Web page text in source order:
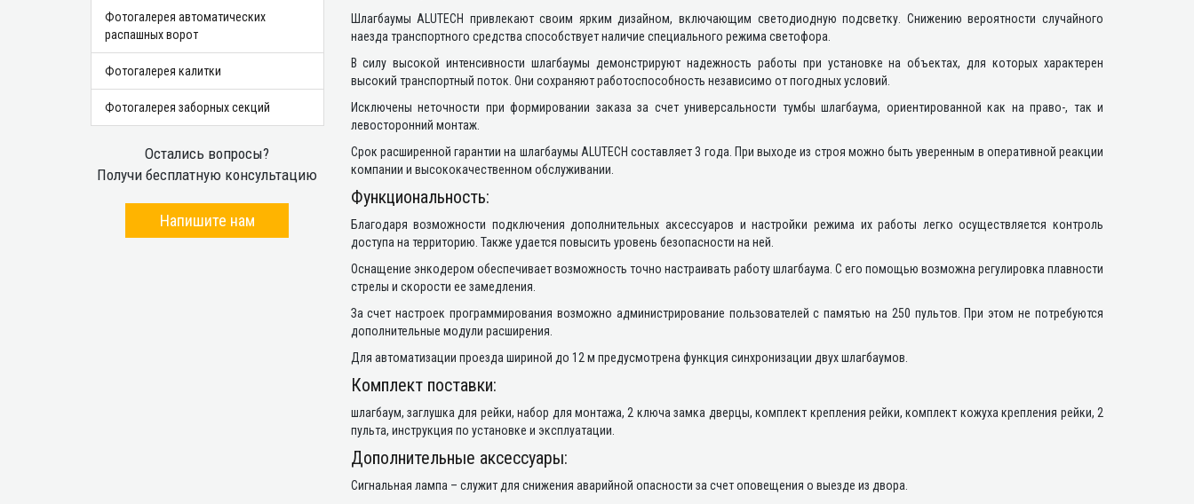
Фотогалерея автоматических
распашных ворот
Фотогалерея калитки
Фотогалерея заборных секций
Остались вопросы?
Получи бесплатную консультацию
Напишите нам
Шлагбаумы ALUTECH привлекают своим ярким дизайном, включающим светодиодную подсветку. Снижению вероятности случайного
наезда транспортного средства способствует наличие специального режима светофора.
В силу высокой интенсивности шлагбаумы демонстрируют надежность работы при установке на объектах, для которых характерен
высокий транспортный поток. Они сохраняют работоспособность независимо от погодных условий.
Исключены неточности при формировании заказа за счет универсальности тумбы шлагбаума, ориентированной как на право-, так и
левосторонний монтаж.
Срок расширенной гарантии на шлагбаумы ALUTECH составляет 3 года. При выходе из строя можно быть уверенным в оперативной реакции
компании и высококачественном обслуживании.
Функциональность:
Благодаря возможности подключения дополнительных аксессуаров и настройки режима их работы легко осуществляется контроль
доступа на территорию. Также удается повысить уровень безопасности на ней.
Оснащение энкодером обеспечивает возможность точно настраивать работу шлагбаума. С его помощью возможна регулировка плавности
стрелы и скорости ее замедления.
За счет настроек программирования возможно администрирование пользователей с памятью на 250 пультов. При этом не потребуются
дополнительные модули расширения.
Для автоматизации проезда шириной до 12 м предусмотрена функция синхронизации двух шлагбаумов.
Комплект поставки:
шлагбаум, заглушка для рейки, набор для монтажа, 2 ключа замка дверцы, комплект крепления рейки, комплект кожуха крепления рейки, 2
пульта, инструкция по установке и эксплуатации.
Дополнительные аксессуары:
Сигнальная лампа – служит для снижения аварийной опасности за счет оповещения о выезде из двора.